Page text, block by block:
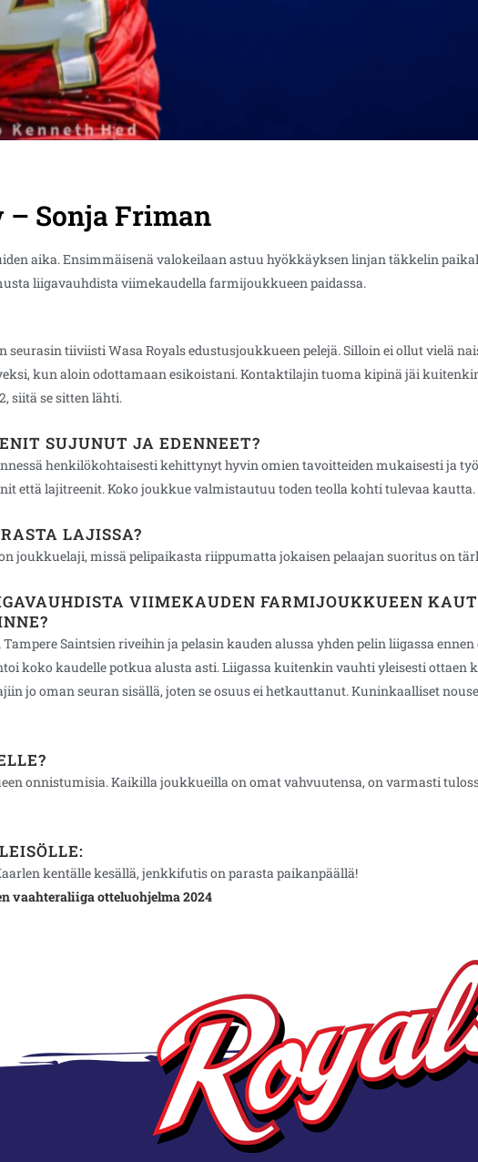
Sonja Friman
aika. Ensimmäisenä valokeilaan astuu hyökkäyksen linjan täkkelin
liigavauhdista viimekaudella farmijoukkueen paidassa.
seurasin tiiviisti Wasa Royals edustusjoukkueen pelejä. Silloin ei ollut vielä
kun aloin odottamaan esikoistani. Kontaktilajin tuoma kipinä jäi
siitä se sitten lähti.
SUJUNUT JA EDENNEET?
henkilökohtaisesti kehittynyt hyvin omien tavoitteiden mukaisesti ja
että lajitreenit. Koko joukkue valmistautuu toden teolla kohti tulevaa kautta.
LAJISSA?
joukkuelaji, missä pelipaikasta riippumatta jokaisen pelaajan suoritus on
VIIMEKAUDEN FARMIJOUKKUEEN
Saintsien riveihin ja pelasin kauden alussa yhden pelin liigassa
koko kaudelle potkua alusta asti. Liigassa kuitenkin vauhti yleisesti ottaen
jo oman seuran sisällä, joten se osuus ei hetkauttanut. Kuninkaalliset
onnistumisia. Kaikilla joukkueilla on omat vahvuutensa, on varmasti
kentälle kesällä, jenkkifutis on parasta paikanpäällä!
vaahteraliiga otteluohjelma 2024